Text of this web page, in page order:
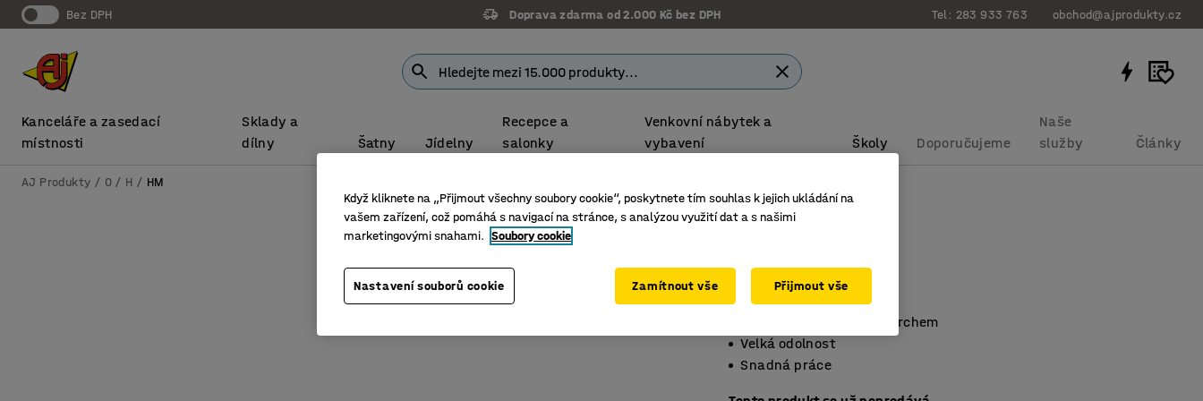
bez DPH Doprava zdarma od 2.000 Kč bez DPH Tel: 283 933 763 obchod@ajprodukty.cz
Kanceláře a zasedací
místnosti
Sklady a
dílny
Šatny Jídelny
Recepce a
salonky
Venkovní nábytek a
vybavení
Školy Doporučujeme
Naše
služby
Články
AJ Produkty 0 H HM
Svinovací metr
Číslo výrobku: 40087
Pouzdro s gumovým povrchem
Velká odolnost
Snadná práce
Když kliknete na „Přijmout všechny soubory cookie“, poskytnete tím souhlas k jejich ukládání na
vašem zařízení, což pomáhá s navigací na stránce, s analýzou využití dat a s našimi
marketingovými snahami. Soubory cookie
Nastavení souborů cookie Zamítnout vše Přijmout vše